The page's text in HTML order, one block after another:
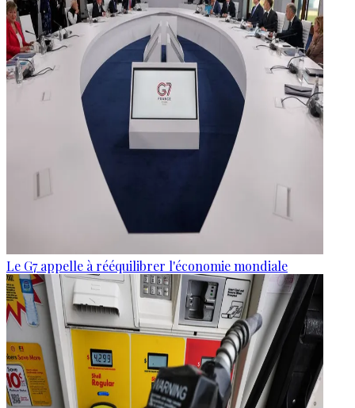
Le G7 appelle à rééquilibrer l'économie mondiale